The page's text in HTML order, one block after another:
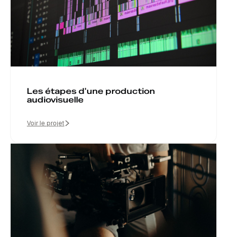
Les étapes d'une production
audiovisuelle
Voir le projet